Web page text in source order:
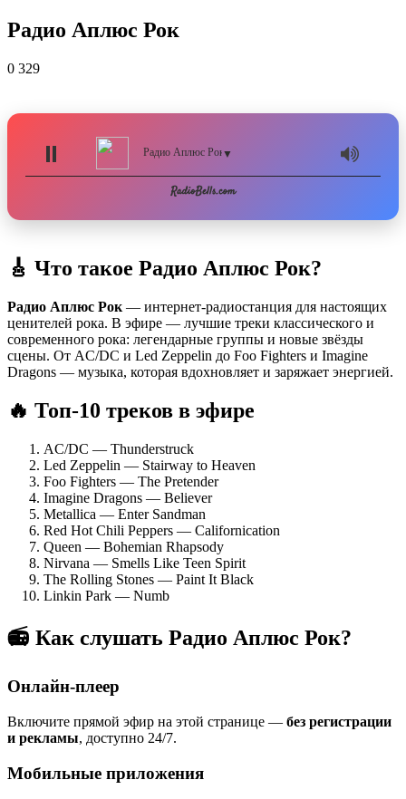
Радио Аплюс Рок
0 329
Радио Аплюс Рок▼
🎸 Что такое Радио Аплюс Рок?
Радио Аплюс Рок — интернет-радиостанция для настоящих
ценителей рока. В эфире — лучшие треки классического и
современного рока: легендарные группы и новые звёзды
сцены. От AC/DC и Led Zeppelin до Foo Fighters и Imagine
Dragons — музыка, которая вдохновляет и заряжает энергией.
🔥 Топ-10 треков в эфире
AC/DC — Thunderstruck
Led Zeppelin — Stairway to Heaven
Foo Fighters — The Pretender
Imagine Dragons — Believer
Metallica — Enter Sandman
Red Hot Chili Peppers — Californication
Queen — Bohemian Rhapsody
Nirvana — Smells Like Teen Spirit
The Rolling Stones — Paint It Black
Linkin Park — Numb
📻 Как слушать Радио Аплюс Рок?
Онлайн-плеер
Включите прямой эфир на этой странице — без регистрации
и рекламы, доступно 24/7.
Мобильные приложения